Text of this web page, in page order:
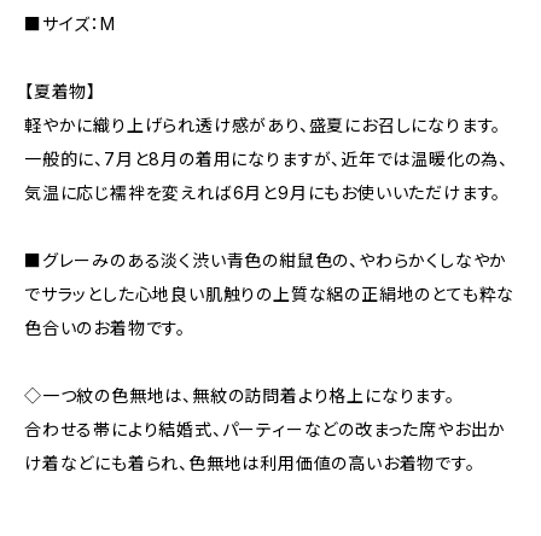
■サイズ：M
【夏着物】
軽やかに織り上げられ透け感があり、盛夏にお召しになります。
一般的に、7月と8月の着用になりますが、近年では温暖化の為、
気温に応じ襦袢を変えれば6月と9月にもお使いいただけます。
■グレーみのある淡く渋い青色の紺鼠色の、やわらかくしなやか
でサラッとした心地良い肌触りの上質な絽の正絹地のとても粋な
色合いのお着物です。
◇一つ紋の色無地は、無紋の訪問着より格上になります。
合わせる帯により結婚式、パーティーなどの改まった席やお出か
け着などにも着られ、色無地は利用価値の高いお着物です。